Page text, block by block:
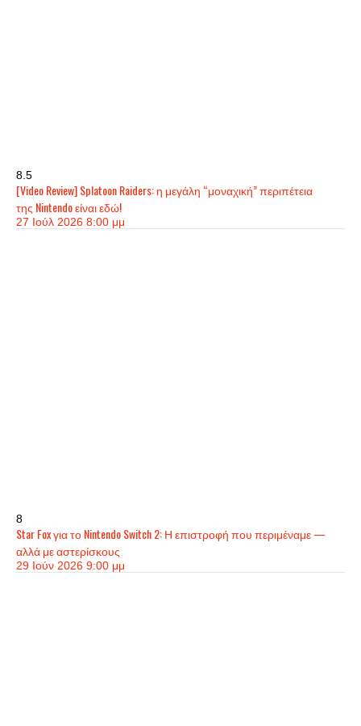
8.5
[Video Review] Splatoon Raiders: η μεγάλη “μοναχική” περιπέτεια
της Nintendo είναι εδώ!
27 Ιούλ 2026 8:00 μμ
8
Star Fox για το Nintendo Switch 2: Η επιστροφή που περιμέναμε —
αλλά με αστερίσκους
29 Ιούν 2026 9:00 μμ